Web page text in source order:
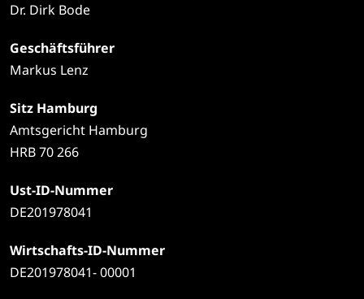
Dr. Dirk Bode
Geschäftsführer
Markus Lenz
Sitz Hamburg
Amtsgericht Hamburg
HRB 70 266
Ust-ID-Nummer
DE201978041
Wirtschafts-ID-Nummer
DE201978041- 00001